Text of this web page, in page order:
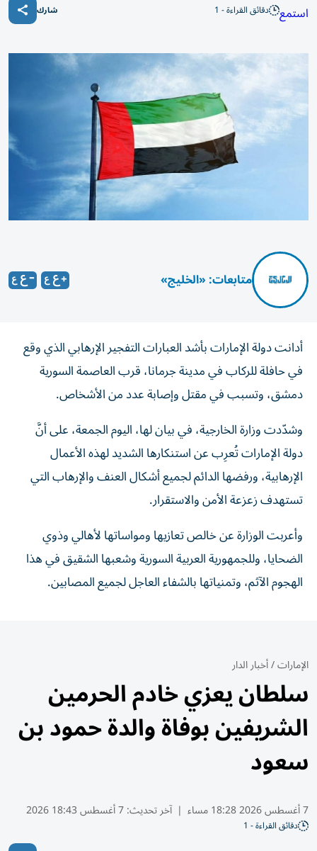
استمع دقائق القراءة - 1 شارك
متابعات: «الخليج»
أدانت دولة الإمارات بأشد العبارات التفجير الإرهابي الذي وقع
في حافلة للركاب في مدينة جرمانا، قرب العاصمة السورية
دمشق، وتسبب في مقتل وإصابة عدد من الأشخاص.
وشدّدت وزارة الخارجية، في بيان لها، اليوم الجمعة، على أنَّ
دولة الإمارات تُعرِب عن استنكارها الشديد لهذه الأعمال
الإرهابية، ورفضها الدائم لجميع أشكال العنف والإرهاب التي
تستهدف زعزعة الأمن والاستقرار.
وأعربت الوزارة عن خالص تعازيها ومواساتها لأهالي وذوي
الضحايا، وللجمهورية العربية السورية وشعبها الشقيق في هذا
الهجوم الآثم، وتمنياتها بالشفاء العاجل لجميع المصابين.
الإمارات/أخبار الدار
سلطان يعزي خادم الحرمين
الشريفين بوفاة والدة حمود بن
سعود
7 أغسطس 2026 18:28 مساء | آخر تحديث:7 أغسطس 18:43 2026
دقائق القراءة - 1